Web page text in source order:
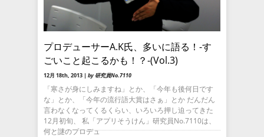
プロデューサーA.K氏、多いに語る！-す
ごいこと起こるかも！？-(Vol.3)
12月 18th, 2013 | by 研究員No.7110
「寒さが身にしみますね」とか、「今年も後何日です
な」とか、「今年の流行語大賞はさぁ」とか だんだん
言わなくなってくるくらい、いろいろ押し迫ってきた
12月初旬、 私「アプリそうけん」研究員No.7110は、
何と謎のプロデュ